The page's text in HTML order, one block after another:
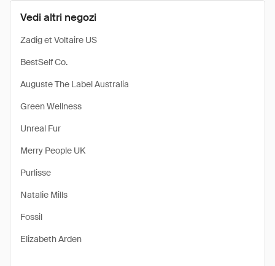
Vedi altri negozi
Zadig et Voltaire US
BestSelf Co.
Auguste The Label Australia
Green Wellness
Unreal Fur
Merry People UK
Purlisse
Natalie Mills
Fossil
Elizabeth Arden